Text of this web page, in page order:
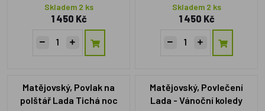
Skladem 2 ks
1 450 Kč
Skladem 2 ks
1 450 Kč
Matějovský, Povlak na
polštář Lada Tichá noc
Matějovský, Povlečení
Lada - Vánoční koledy